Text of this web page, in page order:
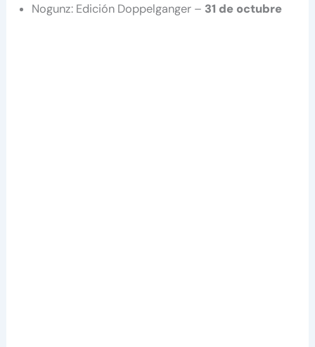
Nogunz: Edición Doppelganger – 31 de octubre